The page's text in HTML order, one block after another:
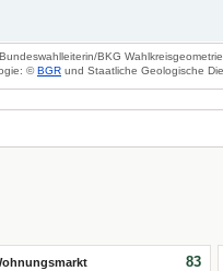
BKG
©BGR und Staatliche Geologische
83